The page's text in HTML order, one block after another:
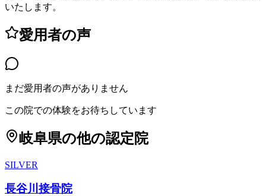
いたします。
愛用者の声
まだ愛用者の声がありません
この院での体験をお待ちしています
岐阜県の他の認定院
SILVER
長谷川接骨院